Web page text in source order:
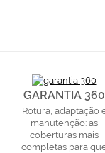
GARANTIA 360
Rotura, adaptação
manutenção: as
coberturas mais
completas para